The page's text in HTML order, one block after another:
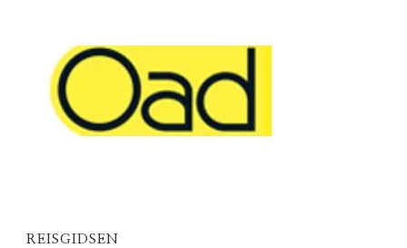
REISGIDSEN